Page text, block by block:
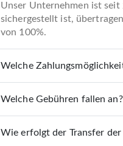
Unser Unternehmen ist
sichergestellt ist,
von 100%.
Welche
Welche Gebühren fallen an?
Wie erfolgt der Transfer